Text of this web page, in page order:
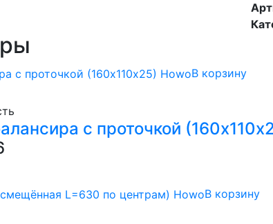
В корзину
с проточкой
В корзину